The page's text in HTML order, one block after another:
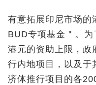
有意拓展印尼市场的
BUD专项基金＂。
港元的资助上限，政
行内地项目，以及于
济体推行项目的各